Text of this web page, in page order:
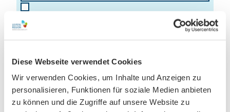
Diese Webseite verwendet Cookies
Wir verwenden Cookies, um Inhalte und Anzeigen zu
personalisieren, Funktionen für soziale Medien anbieten
zu können und die Zugriffe auf unsere Website zu
Ja, ich bin mit denDatenschutzbestimmungenund